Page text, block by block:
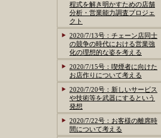
程式を解き明かすための店舗
分析・営業能力調査プロジェ
クト
2020/7/13号：チェーン店同士
の競争の時代における営業強
化の理想的な姿を考える
2020/7/15号：喫煙者に向けた
お店作りについて考える
2020/7/20号：新しいサービス
や技術等を武器にするという
発想
2020/7/22号：お客様の離席時
間について考える